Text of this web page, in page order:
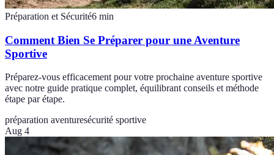
Préparation et Sécurité6 min
Comment Bien Se Préparer pour une Aventure
Sportive
Préparez-vous efficacement pour votre prochaine aventure sportive
avec notre guide pratique complet, équilibrant conseils et méthode
étape par étape.
préparation aventuresécurité sportive
Aug 4